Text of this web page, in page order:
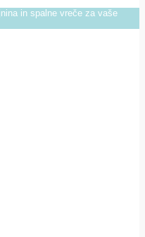
in spalne vreče za vaše